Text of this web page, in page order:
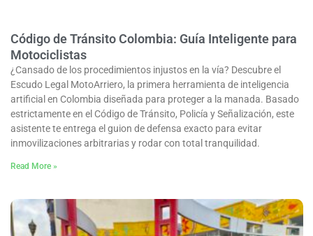
Código de Tránsito Colombia: Guía Inteligente para
Motociclistas
¿Cansado de los procedimientos injustos en la vía? Descubre el
Escudo Legal MotoArriero, la primera herramienta de inteligencia
artificial en Colombia diseñada para proteger a la manada. Basado
estrictamente en el Código de Tránsito, Policía y Señalización, este
asistente te entrega el guion de defensa exacto para evitar
inmovilizaciones arbitrarias y rodar con total tranquilidad.
Read More »